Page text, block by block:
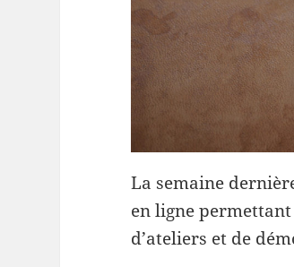
La semaine
en ligne
d’ateliers et de